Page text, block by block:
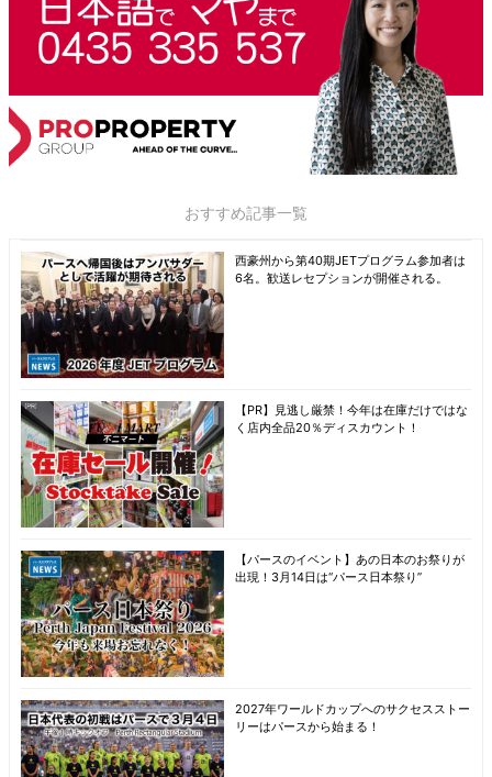
おすすめ記事一覧
西豪州から第40期JETプログラム参加者は
6名。歓送レセプションが開催される。
【PR】見逃し厳禁！今年は在庫だけではな
く店内全品20％ディスカウント！
【パースのイベント】あの日本のお祭りが
出現！3月14日は“パース日本祭り”
2027年ワールドカップへのサクセスストー
リーはパースから始まる！